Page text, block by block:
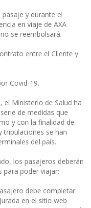
pasaje y durante el
en viaje de AXA
se reembolsará.
entre el Cliente y
Covid-19.
el Ministerio de Salud ha
de medidas que
y con la finalidad de
tripulaciones se han
del país.
los pasajeros deberán
para poder viajar:
debe completar
en el sitio web